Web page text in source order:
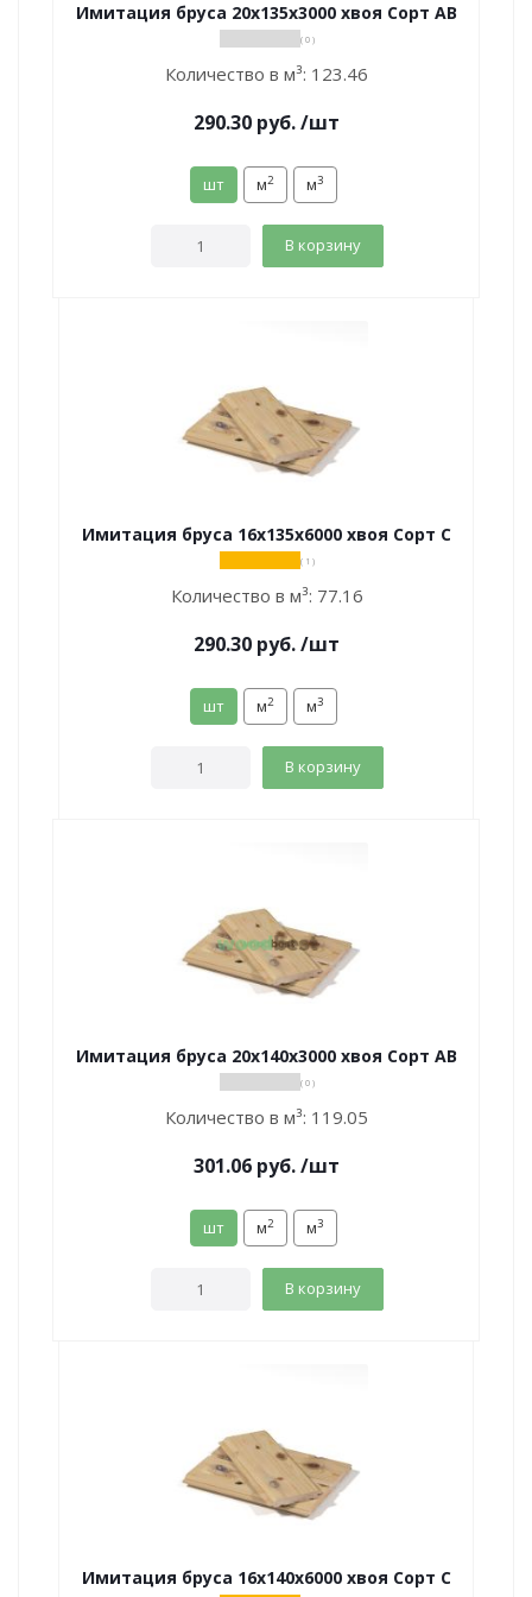
Имитация бруса 20х135х3000 хвоя Сорт АВ
( 0 )
Количество в м³: 123.46
290.30 руб./шт
шт м2 м3
В корзину
Имитация бруса 16х135х6000 хвоя Сорт С
( 1 )
Количество в м³: 77.16
290.30 руб./шт
шт м2 м3
В корзину
Имитация бруса 20х140х3000 хвоя Сорт АВ
( 0 )
Количество в м³: 119.05
301.06 руб./шт
шт м2 м3
В корзину
Имитация бруса 16х140х6000 хвоя Сорт С